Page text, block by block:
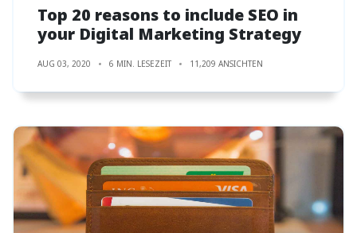
Top 20 reasons to include SEO in
your Digital Marketing Strategy
AUG 03, 2020 6 MIN. LESEZEIT 11,209 ANSICHTEN